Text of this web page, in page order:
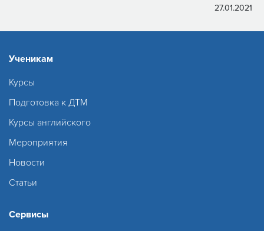
27.01.2021
Ученикам
Курсы
Подготовка к ДТМ
Курсы английского
Мероприятия
Новости
Статьи
Сервисы